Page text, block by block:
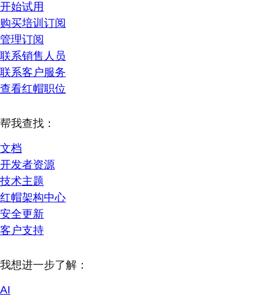
开始试用
购买培训订阅
管理订阅
联系销售人员
联系客户服务
查看红帽职位
帮我查找：
文档
开发者资源
技术主题
红帽架构中心
安全更新
客户支持
我想进一步了解：
AI